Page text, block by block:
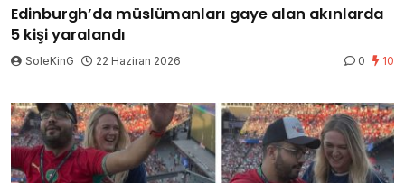
Edinburgh’da müslümanları gaye alan akınlarda
5 kişi yaralandı
SoleKinG 22 Haziran 2026 0 10